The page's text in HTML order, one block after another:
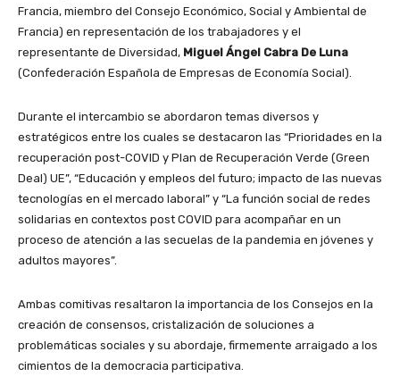
Francia, miembro del Consejo Económico, Social y Ambiental de
Francia) en representación de los trabajadores y el
representante de Diversidad, Miguel Ángel Cabra De Luna
(Confederación Española de Empresas de Economía Social).
Durante el intercambio se abordaron temas diversos y
estratégicos entre los cuales se destacaron las “Prioridades en la
recuperación post-COVID y Plan de Recuperación Verde (Green
Deal) UE”, “Educación y empleos del futuro; impacto de las nuevas
tecnologías en el mercado laboral” y “La función social de redes
solidarias en contextos post COVID para acompañar en un
proceso de atención a las secuelas de la pandemia en jóvenes y
adultos mayores”.
Ambas comitivas resaltaron la importancia de los Consejos en la
creación de consensos, cristalización de soluciones a
problemáticas sociales y su abordaje, firmemente arraigado a los
cimientos de la democracia participativa.